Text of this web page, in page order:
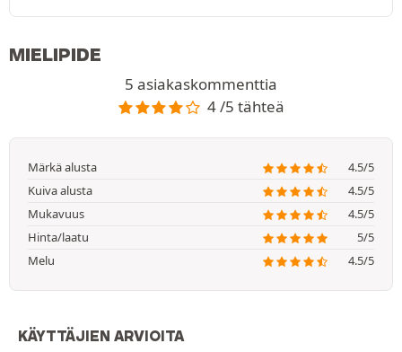
MIELIPIDE
5 asiakaskommenttia
4 /5 tähteä
Märkä alusta
4.5/5
Kuiva alusta
4.5/5
Mukavuus
4.5/5
Hinta/laatu
5/5
Melu
4.5/5
KÄYTTÄJIEN ARVIOITA